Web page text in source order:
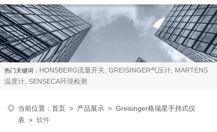
热门关键词： HONSBERG流量开关, GREISINGER气压计, MARTENS
温度计, SENSECA环境检测
当前位置：首页 > 产品展示 >Greisinger格瑞星手持式仪
表 >软件